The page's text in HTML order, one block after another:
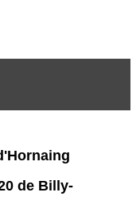
de Billy-